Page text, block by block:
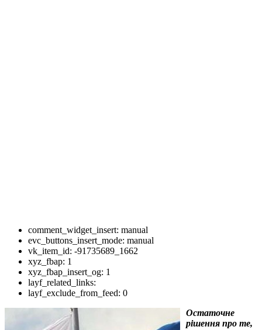
comment_widget_insert: manual
evc_buttons_insert_mode: manual
vk_item_id: -91735689_1662
xyz_fbap: 1
xyz_fbap_insert_og: 1
layf_related_links:
layf_exclude_from_feed: 0
Остаточне
рішення про те,